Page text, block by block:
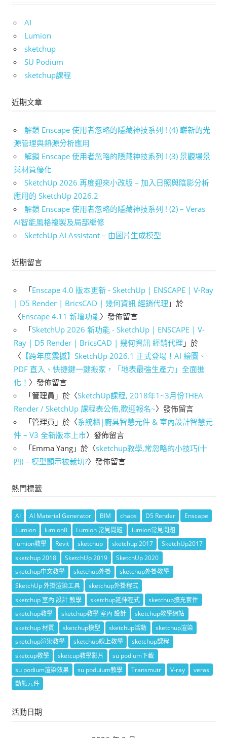
AI
Lumion
sketchup
SU Podium
sketchup課程
近期文章
解鎖 Enscape 使用者忽略的隱藏神技系列 ! (4) 嶄新的光
源管理與熱源分析應用
解鎖 Enscape 使用者忽略的隱藏神技系列 ! (3) 景觀場景
與材質優化
SketchUp 2026 再度迎來小改版 – 加入日照與陰影分析
應用的 SketchUp 2026.2
解鎖 Enscape 使用者忽略的隱藏神技系列 ! (2) – Veras
AI智能風格複製及局部編修
SketchUp AI Assistant – 由圖片生成模型
近期留言
「Enscape 4.0 版本更新 - SketchUp | ENSCAPE | V-Ray
| D5 Render | BricsCAD | 幾何資訊 經銷代理 」於
〈Enscape 4.11 新增功能〉發佈留言
「SketchUp 2026 新功能 - SketchUp | ENSCAPE | V-
Ray | D5 Render | BricsCAD | 幾何資訊 經銷代理 」於
〈 【跨年度震撼】SketchUp 2026.1 正式登場！AI 繪圖、
PDF 直入、快捷鍵一鍵搬家，「地表最強生產力」全面進
化！ 〉發佈留言
「管理員 」於〈SketchUp課程, 2018年1~3月份THEA
Render / SketchUp 課程表公佈,歡迎報名~〉發佈留言
「管理員 」於〈系統櫃|廚具智慧元件 & 室內設計智慧元
件 – V3 全新版本上市〉發佈留言
「Emma Yang 」於〈sketchup教學,常忽略的小技巧(十
四) – 模型顯示被裁切?〉發佈留言
熱門標籤
AI AI Material Generator BIM chaos D5 Render
Enscape
Lumion
lumion8 Lumion 常見問題
lumion常見問題
lumion教學
Revit sketchup sketchup 2017
SketchUp2017
sketchup 2018
SketchUp 2019
SketchUp 2020
sketchup中文教學
sketchup外掛
sketchup外掛教學
SketchUp 外掛渲染工具
sketchup外掛程式
sketchup 室內 設計 教學
sketchup延伸程式
sketchup擴充套件
sketchup教學
sketchup教學 室內 設計
sketchup教學網站
sketchup 材質
sketchup模型 sketchup活動
sketchup渲染
sketchup渲染教學
sketchup線上教學
sketchup課程
sketcup教學
sketcup教學影片
su podium下載
su podium渲染效果
su poduium教學 Transmutr V-ray
veras
動態元件
活動日期